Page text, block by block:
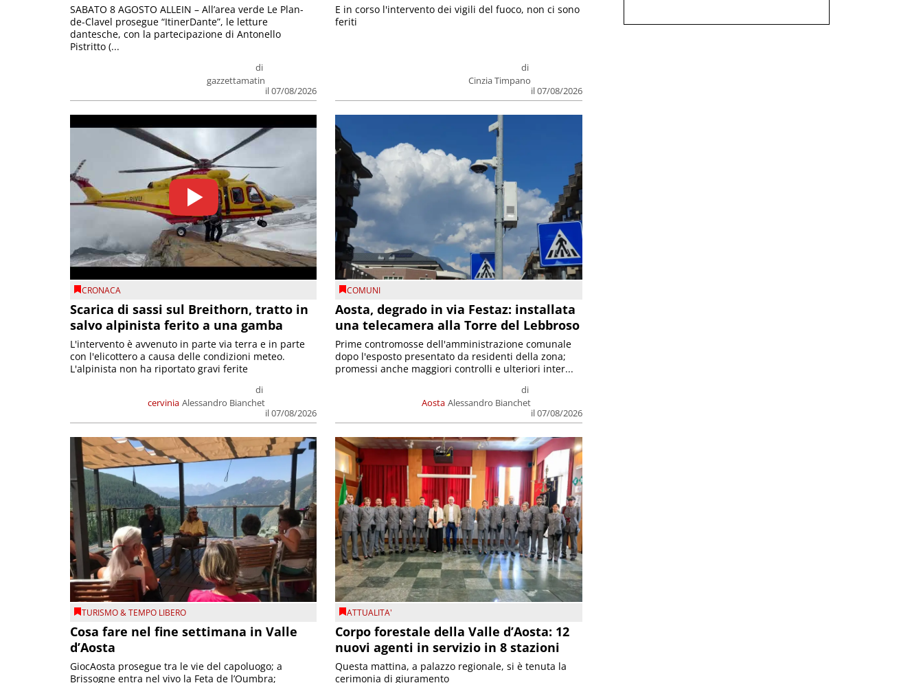
di
gazzettamatin
il 07/08/2026
SABATO 8 AGOSTO ALLEIN – All’area verde Le Plan-
de-Clavel prosegue “ItinerDante”, le letture
dantesche, con la partecipazione di Antonello
Pistritto (...
di
Cinzia Timpano
il 07/08/2026
E in corso l'intervento dei vigili del fuoco, non ci sono
feriti
CRONACA
Scarica di sassi sul Breithorn, tratto in
salvo alpinista ferito a una gamba
cervinia
di
Alessandro Bianchet
il 07/08/2026
L'intervento è avvenuto in parte via terra e in parte
con l'elicottero a causa delle condizioni meteo.
L'alpinista non ha riportato gravi ferite
COMUNI
Aosta, degrado in via Festaz: installata
una telecamera alla Torre del Lebbroso
Aosta
di
Alessandro Bianchet
il 07/08/2026
Prime contromosse dell'amministrazione comunale
dopo l'esposto presentato da residenti della zona;
promessi anche maggiori controlli e ulteriori inter...
TURISMO & TEMPO LIBERO
Cosa fare nel fine settimana in Valle
d’Aosta
GiocAosta prosegue tra le vie del capoluogo; a
Brissogne entra nel vivo la Feta de l’Oumbra;
ATTUALITA'
Corpo forestale della Valle d’Aosta: 12
nuovi agenti in servizio in 8 stazioni
Questa mattina, a palazzo regionale, si è tenuta la
cerimonia di giuramento